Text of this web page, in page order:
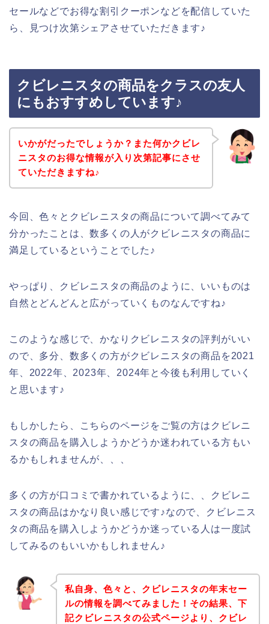
セールなどでお得な割引クーポンなどを配信していた
ら、見つけ次第シェアさせていただきます♪
クビレニスタの商品をクラスの友人
にもおすすめしています♪
いかがだったでしょうか？また何かクビレ
ニスタのお得な情報が入り次第記事にさせ
ていただきますね♪
今回、色々とクビレニスタの商品について調べてみて
分かったことは、数多くの人がクビレニスタの商品に
満足しているということでした♪
やっぱり、クビレニスタの商品のように、いいものは
自然とどんどんと広がっていくものなんですね♪
このような感じで、かなりクビレニスタの評判がいい
ので、多分、数多くの方がクビレニスタの商品を2021
年、2022年、2023年、2024年と今後も利用していく
と思います♪
もしかしたら、こちらのページをご覧の方はクビレニ
スタの商品を購入しようかどうか迷われている方もい
るかもしれませんが、、、
多くの方が口コミで書かれているように、、クビレニ
スタの商品はかなり良い感じです♪なので、クビレニス
タの商品を購入しようかどうか迷っている人は一度試
してみるのもいいかもしれません♪
私自身、色々と、クビレニスタの年末セー
ルの情報を調べてみました！その結果、下
記クビレニスタの公式ページより、クビレ